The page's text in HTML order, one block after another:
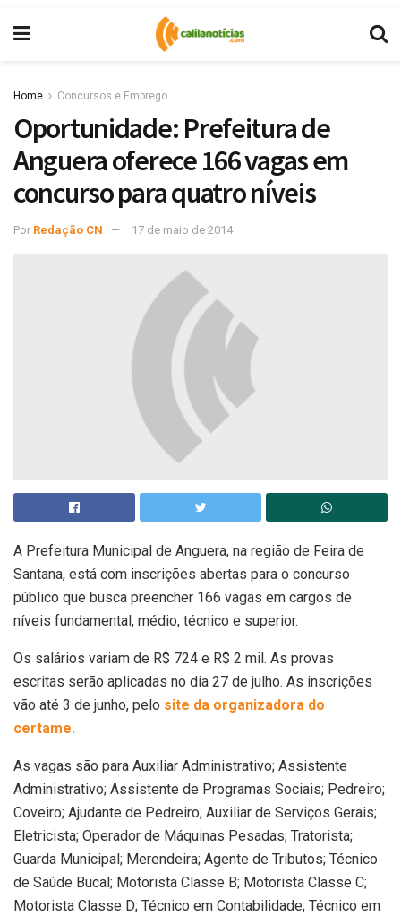
Home Concursos e Emprego
Oportunidade: Prefeitura de
Anguera oferece 166 vagas em
concurso para quatro níveis
Por Redação CN 17 de maio de 2014
A Prefeitura Municipal de Anguera, na região de Feira de
Santana, está com inscrições abertas para o concurso
público que busca preencher 166 vagas em cargos de
níveis fundamental, médio, técnico e superior.
Os salários variam de R$ 724 e R$ 2 mil. As provas
escritas serão aplicadas no dia 27 de julho. As inscrições
vão até 3 de junho, pelo site da organizadora do
certame.
As vagas são para Auxiliar Administrativo; Assistente
Administrativo; Assistente de Programas Sociais; Pedreiro;
Coveiro; Ajudante de Pedreiro; Auxiliar de Serviços Gerais;
Eletricista; Operador de Máquinas Pesadas; Tratorista;
Guarda Municipal; Merendeira; Agente de Tributos; Técnico
de Saúde Bucal; Motorista Classe B; Motorista Classe C;
Motorista Classe D; Técnico em Contabilidade; Técnico em